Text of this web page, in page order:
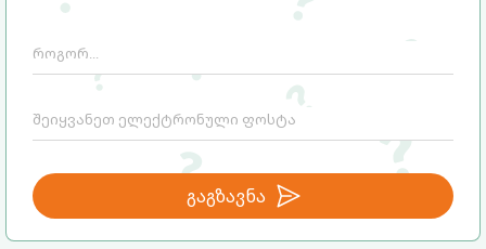
გაგზავნა